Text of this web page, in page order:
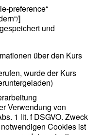
preference“
]
und
über den Kurs
wurde der Kurs
Verwendung von
1 lit. f DSGVO. Zweck
Cookies ist